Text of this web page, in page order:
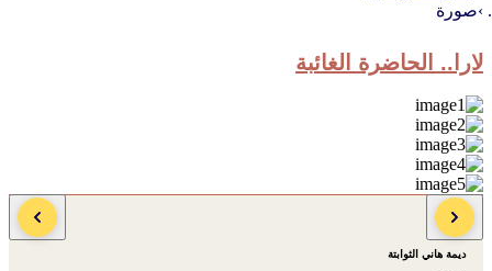
صورة
لارا.. الحاضرة الغائبة
المصور
ديمة هاني الثوابتة